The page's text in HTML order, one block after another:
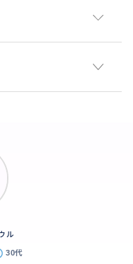
ため
も悩むことがない
ル
30代